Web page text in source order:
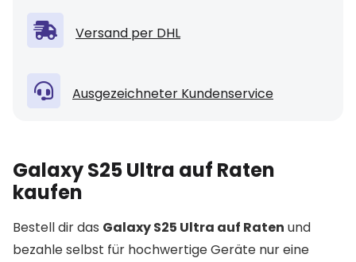
Versand per DHL
Ausgezeichneter Kundenservice
Galaxy S25 Ultra auf Raten
kaufen
Bestell dir das Galaxy S25 Ultra auf Raten und
bezahle selbst für hochwertige Geräte nur eine